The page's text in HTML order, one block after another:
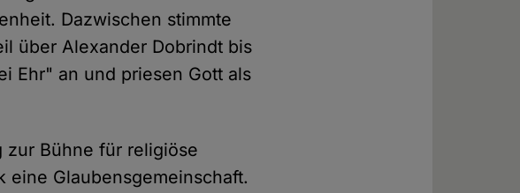
Dazwischen stimmte
über Alexander Dobrindt bis
Ehr" an und priesen Gott als
zur Bühne für religiöse
eine Glaubensgemeinschaft.